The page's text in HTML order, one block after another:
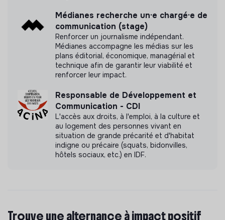
Médianes recherche un·e chargé·e de
communication (stage)
Renforcer un journalisme indépendant.
Médianes accompagne les médias sur les
plans éditorial, économique, managérial et
technique afin de garantir leur viabilité et
renforcer leur impact.
Responsable de Développement et
Communication - CDI
L'accès aux droits, à l'emploi, à la culture et
au logement des personnes vivant en
situation de grande précarité et d'habitat
indigne ou précaire (squats, bidonvilles,
hôtels sociaux, etc.) en IDF.
Trouve une alternance à impact positif